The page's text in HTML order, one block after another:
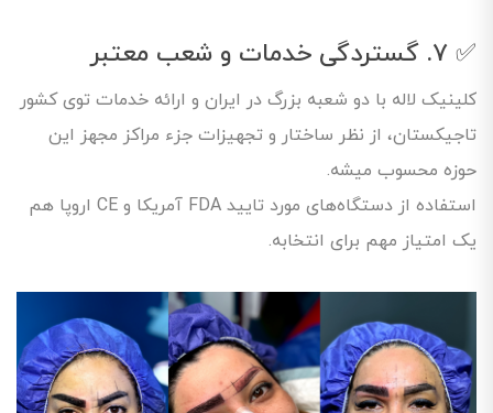
✅ ۷. گستردگی خدمات و شعب معتبر
کلینیک لاله با دو شعبه بزرگ در ایران و ارائه خدمات توی کشور
تاجیکستان، از نظر ساختار و تجهیزات جزء مراکز مجهز این
حوزه محسوب میشه.
استفاده از دستگاه‌های مورد تایید FDA آمریکا و CE اروپا هم
یک امتیاز مهم برای انتخابه.